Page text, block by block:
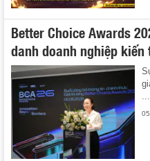
Better Choice Awards
danh doanh nghiệp
...